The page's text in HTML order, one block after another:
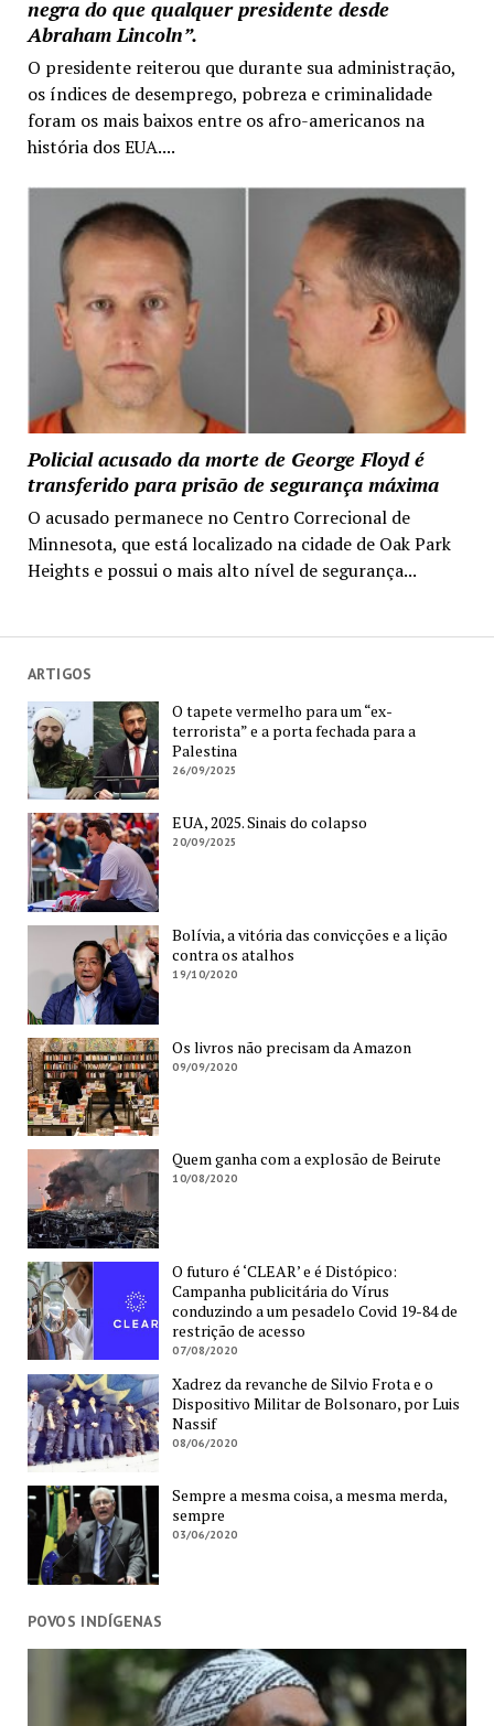
negra do que qualquer presidente desde
Abraham Lincoln”.
O presidente reiterou que durante sua administração,
os índices de desemprego, pobreza e criminalidade
foram os mais baixos entre os afro-americanos na
história dos EUA....
Policial acusado da morte de George Floyd é
transferido para prisão de segurança máxima
O acusado permanece no Centro Correcional de
Minnesota, que está localizado na cidade de Oak Park
Heights e possui o mais alto nível de segurança...
ARTIGOS
O tapete vermelho para um “ex-
terrorista” e a porta fechada para a
Palestina
26/09/2025
EUA, 2025. Sinais do colapso
20/09/2025
Bolívia, a vitória das convicções e a lição
contra os atalhos
19/10/2020
Os livros não precisam da Amazon
09/09/2020
Quem ganha com a explosão de Beirute
10/08/2020
O futuro é ‘CLEAR’ e é Distópico:
Campanha publicitária do Vírus
conduzindo a um pesadelo Covid 19-84 de
restrição de acesso
07/08/2020
Xadrez da revanche de Silvio Frota e o
Dispositivo Militar de Bolsonaro, por Luis
Nassif
08/06/2020
Sempre a mesma coisa, a mesma merda,
sempre
03/06/2020
POVOS INDÍGENAS